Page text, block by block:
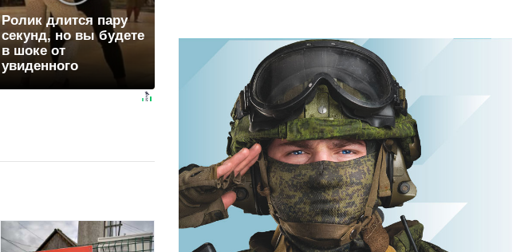
Ролик длится пару
секунд, но вы будете
в шоке от
увиденного